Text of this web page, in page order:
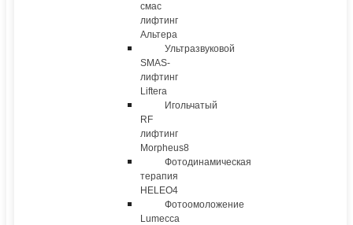
смас
лифтинг
Альтера
Ультразвуковой
SMAS-
лифтинг
Liftera
Игольчатый
RF
лифтинг
Morpheus8
Фотодинамическая
терапия
HELEO4
Фотоомоложение
Lumecca